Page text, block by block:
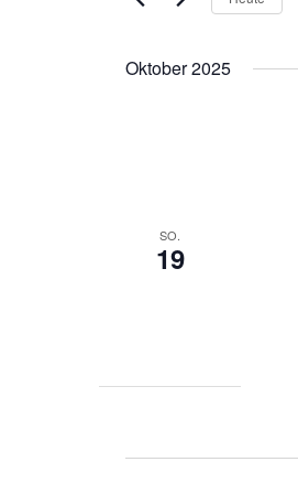
Navigation
Schlüsselwort.
Oktober 2025
SO.
19